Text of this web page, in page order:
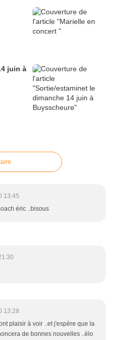
juin à
13:45
éric ..bisous
13:28
plaisir à voir ..et j'espère que la
de bonnes nouvelles ..élo